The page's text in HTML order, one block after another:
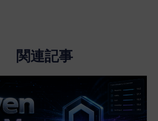
関連記事